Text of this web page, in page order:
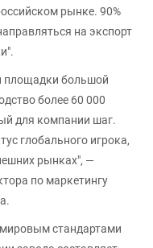
рынке. 90%
на экспорт
площадки большой
более 60 000
для компании шаг.
глобального игрока,
рынках", —
по маркетингу
стандартами